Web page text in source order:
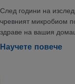
След години на
чревният микробиом
здраве на вашия
Научете повече